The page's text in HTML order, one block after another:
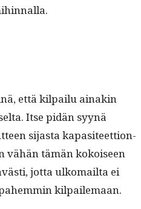
että kil­pailu ainakin
Itse pidän syynä
sijas­ta kap­a­siteet­tion­
vähän tämän kokoiseen
jot­ta ulko­mail­ta ei
kilpailemaan.